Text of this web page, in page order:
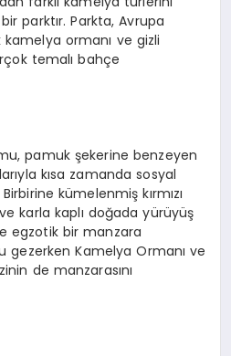
parktır. Parkta, Avrupa
ormanı ve gizli
temalı bahçe
pamuk şekerine benzeyen
kısa zamanda sosyal
kümelenmiş kırmızı
karla kaplı doğada yürüyüş
egzotik bir manzara
gezerken Kamelya Ormanı ve
de manzarasını